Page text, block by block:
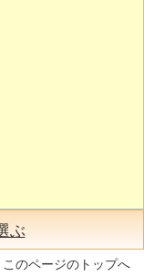
ぶ
このページのトップへ